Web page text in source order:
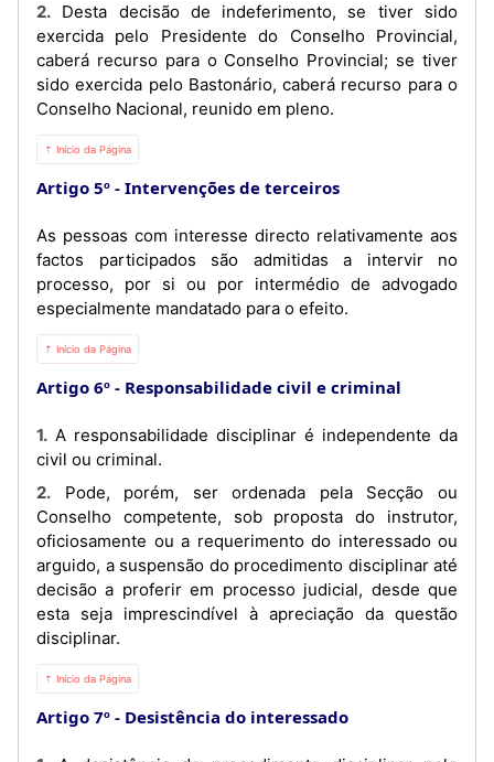
2. Desta decisão de indeferimento, se tiver sido
exercida pelo Presidente do Conselho Provincial,
caberá recurso para o Conselho Provincial; se tiver
sido exercida pelo Bastonário, caberá recurso para o
Conselho Nacional, reunido em pleno.
⇡ Início da Página
Artigo 5º Intervenções de terceiros
As pessoas com interesse directo relativamente aos
factos participados são admitidas a intervir no
processo, por si ou por intermédio de advogado
especialmente mandatado para o efeito.
⇡ Início da Página
Artigo 6º Responsabilidade civil e criminal
1. A responsabilidade disciplinar é independente da
civil ou criminal.
2. Pode, porém, ser ordenada pela Secção ou
Conselho competente, sob proposta do instrutor,
oficiosamente ou a requerimento do interessado ou
arguido, a suspensão do procedimento disciplinar até
decisão a proferir em processo judicial, desde que
esta seja imprescindível à apreciação da questão
disciplinar.
⇡ Início da Página
Artigo 7º Desistência do interessado